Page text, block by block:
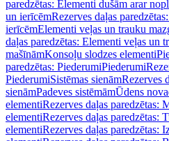
paredzētas: Elementi dušām arar
un ierīcēmRezerves daļas
ierīcēmElementi veļas un trauku
daļas paredzētas: Elementi veļas un
mašīnāmKonsoļu slodzes elementi
paredzētas: PiederumiPiederumi
PiederumiSistēmas sienāmRezerves
sienāmPadeves sistēmāmŪdens
elementiRezerves daļas paredzētas:
elementiRezerves daļas paredzētas:
elementiRezerves daļas paredzētas: